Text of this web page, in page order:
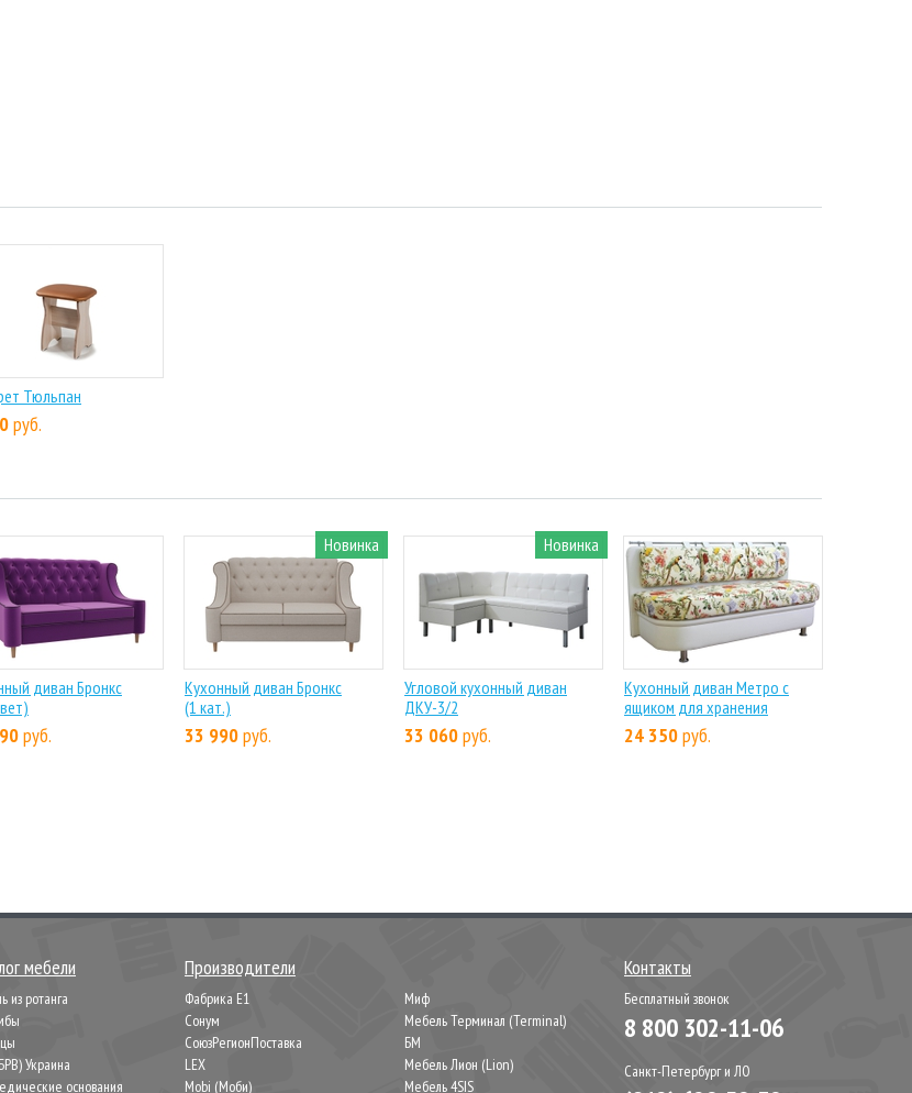
Тюльпан
руб.
диван Бронкс
руб.
Новинка
Кухонный диван Бронкс
(1 кат.)
33 990руб.
Новинка
Угловой кухонный диван
ДКУ-3/2
33 060руб.
Кухонный диван Метро с
ящиком для хранения
24 350руб.
мебели
из ротанга
Украина
основания
Производители
Фабрика Е1
Сонум
СоюзРегионПоставка
LEX
Mobi (Моби)
Миф
Мебель Терминал (Terminal)
БМ
Мебель Лион (Lion)
Мебель 4SIS
Контакты
Бесплатный звонок
8 800 302-11-06
Санкт-Петербург и ЛО